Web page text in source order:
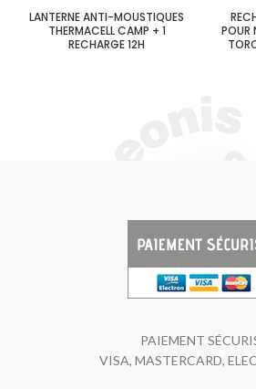
LANTERNE ANTI-MOUSTIQUES
THERMACELL CAMP + 1
RECHARGE 12H
POUR
PAIEMENT
VISA, MASTERCARD,